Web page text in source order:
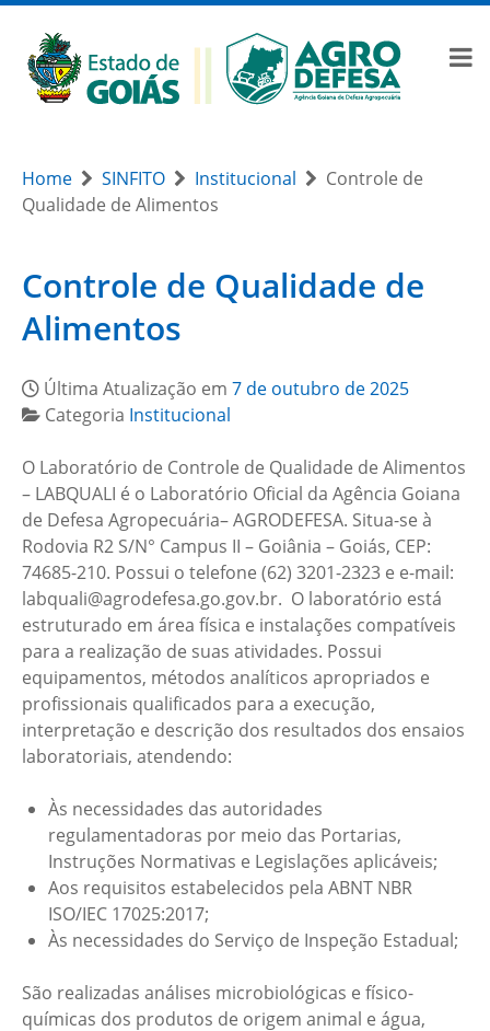
Home SINFITO Institucional
Controle de
Qualidade de Alimentos
Controle de Qualidade de
Alimentos
Última Atualização em 7 de outubro de 2025
Categoria Institucional
O Laboratório de Controle de Qualidade de Alimentos
– LABQUALI é o Laboratório Oficial da Agência Goiana
de Defesa Agropecuária– AGRODEFESA. Situa-se à
Rodovia R2 S/N° Campus II – Goiânia – Goiás, CEP:
74685-210. Possui o telefone (62) 3201-2323 e e-mail:
labquali@agrodefesa.go.gov.br. O laboratório está
estruturado em área física e instalações compatíveis
para a realização de suas atividades. Possui
equipamentos, métodos analíticos apropriados e
profissionais qualificados para a execução,
interpretação e descrição dos resultados dos ensaios
laboratoriais, atendendo:
Às necessidades das autoridades
regulamentadoras por meio das Portarias,
Instruções Normativas e Legislações aplicáveis;
Aos requisitos estabelecidos pela ABNT NBR
ISO/IEC 17025:2017;
Às necessidades do Serviço de Inspeção Estadual;
São realizadas análises microbiológicas e físico-
químicas dos produtos de origem animal e água,